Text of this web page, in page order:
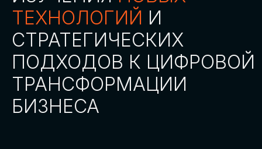
АККРЕДИТАЦИЯ
СМИ
СТАТЬ УЧАСТНИКОМ